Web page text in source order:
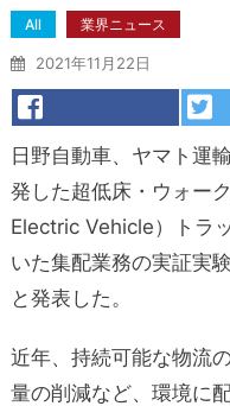
All 業界ニュース
2021年11月22日
日野自動車、ヤマト運
発した超低床・ウォー
Electric Vehicle）トラ
いた集配業務の実証実
と発表した。
近年、持続可能な物流
量の削減など、環境に